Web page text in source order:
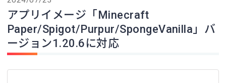
アプリイメージ「Minecraft
Paper/Spigot/Purpur/SpongeVanilla」バ
ージョン1.20.6に対応